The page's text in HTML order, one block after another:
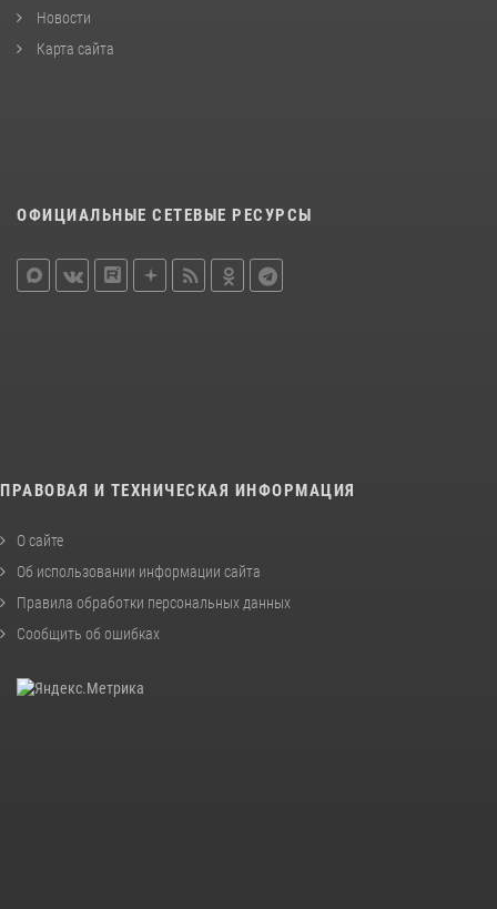
Новости
Карта сайта
ОФИЦИАЛЬНЫЕ СЕТЕВЫЕ РЕСУРСЫ
ПРАВОВАЯ И ТЕХНИЧЕСКАЯ ИНФОРМАЦИЯ
О сайте
Об использовании информации сайта
Правила обработки персональных данных
Сообщить об ошибках